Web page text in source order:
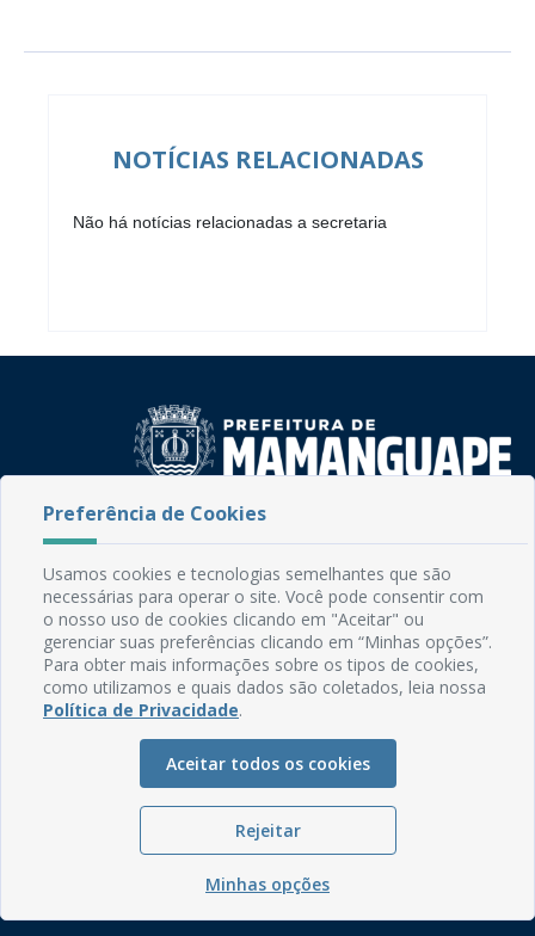
NOTÍCIAS RELACIONADAS
Não há notícias relacionadas a secretaria
Fone: (83) 3292-2246
Email: comunicacao@mamanguape.pb.gov.br
Expediente: Segunda à Sexta, das 08h às 13h
Mapa do Site
Perguntas frequentes
Manual de Navegação
Glossário
Ouvidoria
Preferência de Cookies
Usamos cookies e tecnologias semelhantes que são
necessárias para operar o site. Você pode consentir com
o nosso uso de cookies clicando em "Aceitar" ou
gerenciar suas preferências clicando em “Minhas opções”.
Para obter mais informações sobre os tipos de cookies,
como utilizamos e quais dados são coletados, leia nossa
Política de Privacidade.
Aceitar todos os cookies
Rejeitar
Minhas opções